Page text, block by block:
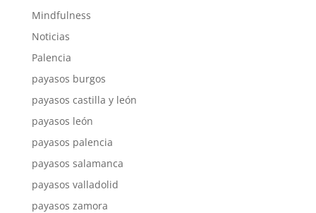
Mindfulness
Noticias
Palencia
payasos burgos
payasos castilla y león
payasos león
payasos palencia
payasos salamanca
payasos valladolid
payasos zamora